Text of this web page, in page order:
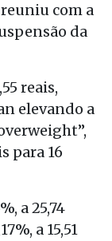
com a
da
reais,
elevando a
para 16
a 25,74
a 15,51